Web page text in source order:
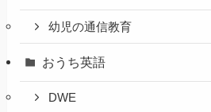
幼児の通信教育
おうち英語
DWE